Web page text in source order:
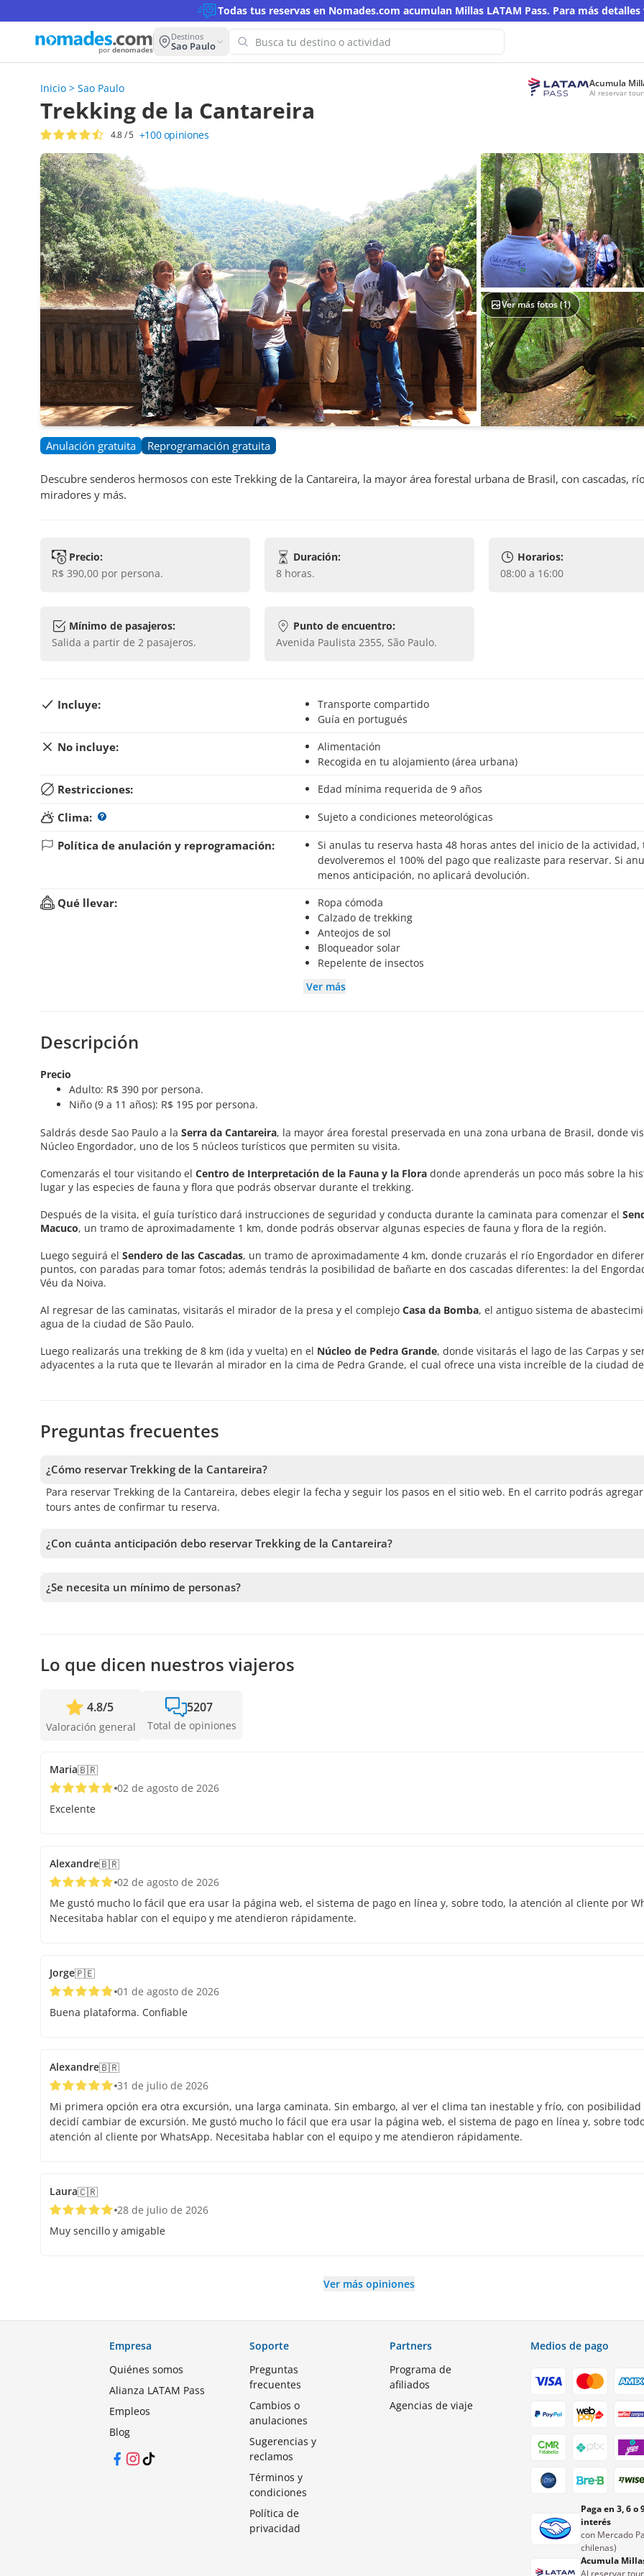
Todas tus reservas en Nomades.com acumulan Millas LATAM Pass. Para más
por denomades
Destinos
Sao Paulo
¡Oops! No hemos encontrado resultados
para esta búsqueda
Ver más fotos (1)
Acumula
Al reservar
Inicio > Sao Paulo
Trekking de la Cantareira
4.8/ 5 +100 opiniones
Anulación gratuita Reprogramación gratuita
Descubre senderos hermosos con este Trekking de la Cantareira, la mayor área forestal urbana de Brasil, con cascadas,
miradores y más.
Precio:
R$ 390,00 por persona.
Duración:
8 horas.
Horarios:
08:00 a 16:00
Mínimo de pasajeros:
Salida a partir de 2 pasajeros.
Punto de encuentro:
Avenida Paulista 2355, São Paulo.
Incluye:
Transporte compartido
Guía en portugués
No incluye:
Alimentación
Recogida en tu alojamiento (área urbana)
Restricciones: Edad mínima requerida de 9 años
Clima: Sujeto a condiciones meteorológicas
Política de anulación y reprogramación:
Si anulas tu reserva hasta 48 horas antes del inicio de la actividad, te
devolveremos el 100% del pago que realizaste para reservar. Si
menos anticipación, no aplicará devolución.
Qué llevar:
Ropa cómoda
Calzado de trekking
Anteojos de sol
Bloqueador solar
Repelente de insectos
Ver más
Descripción
Precio
Adulto: R$ 390 por persona.
Niño (9 a 11 años): R$ 195 por persona.
Saldrás desde Sao Paulo a la Serra da Cantareira, la mayor área forestal preservada en una zona urbana de Brasil, donde
Núcleo Engordador, uno de los 5 núcleos turísticos que permiten su visita.
Comenzarás el tour visitando el Centro de Interpretación de la Fauna y la Flora donde aprenderás un poco más sobre la
lugar y las especies de fauna y flora que podrás observar durante el trekking.
Después de la visita, el guía turístico dará instrucciones de seguridad y conducta durante la caminata para comenzar el
Macuco, un tramo de aproximadamente 1 km, donde podrás observar algunas especies de fauna y flora de la región.
Luego seguirá el Sendero de las Cascadas, un tramo de aproximadamente 4 km, donde cruzarás el río Engordador en
puntos, con paradas para tomar fotos; además tendrás la posibilidad de bañarte en dos cascadas diferentes: la del
Véu da Noiva.
Al regresar de las caminatas, visitarás el mirador de la presa y el complejo Casa da Bomba, el antiguo sistema de
agua de la ciudad de São Paulo.
Luego realizarás una trekking de 8 km (ida y vuelta) en el Núcleo de Pedra Grande, donde visitarás el lago de las Carpas y
adyacentes a la ruta que te llevarán al mirador en la cima de Pedra Grande, el cual ofrece una vista increíble de la ciudad de
Preguntas frecuentes
¿Cómo reservar Trekking de la Cantareira?
Para reservar Trekking de la Cantareira, debes elegir la fecha y seguir los pasos en el sitio web. En el carrito podrás
tours antes de confirmar tu reserva.
¿Con cuánta anticipación debo reservar Trekking de la Cantareira?
anticipación posible para asegurar los cupos.
¿Se necesita un mínimo de personas?
Lo que dicen nuestros viajeros
4.8/5
Valoración general
5207
Total de opiniones
Maria🇧🇷
02 de agosto de 2026
Excelente
Alexandre🇧🇷
02 de agosto de 2026
Me gustó mucho lo fácil que era usar la página web, el sistema de pago en línea y, sobre todo, la atención al cliente por
Necesitaba hablar con el equipo y me atendieron rápidamente.
Jorge🇵🇪
01 de agosto de 2026
Buena plataforma. Confiable
Alexandre🇧🇷
31 de julio de 2026
Mi primera opción era otra excursión, una larga caminata. Sin embargo, al ver el clima tan inestable y frío, con posibilidad
decidí cambiar de excursión. Me gustó mucho lo fácil que era usar la página web, el sistema de pago en línea y, sobre
atención al cliente por WhatsApp. Necesitaba hablar con el equipo y me atendieron rápidamente.
Laura🇨🇷
28 de julio de 2026
Muy sencillo y amigable
Ver más opiniones
Empresa
Quiénes somos
Alianza LATAM Pass
Empleos
Blog
Facebook
Instagram
TikTok
Soporte
Preguntas
frecuentes
Cambios o
anulaciones
Sugerencias y
reclamos
Términos y
condiciones
Política de
privacidad
Partners
Programa de
afiliados
Agencias de viaje
Medios de pago
Paga en 3, 6 o
interés
con Mercado
chilenas)
Acumula